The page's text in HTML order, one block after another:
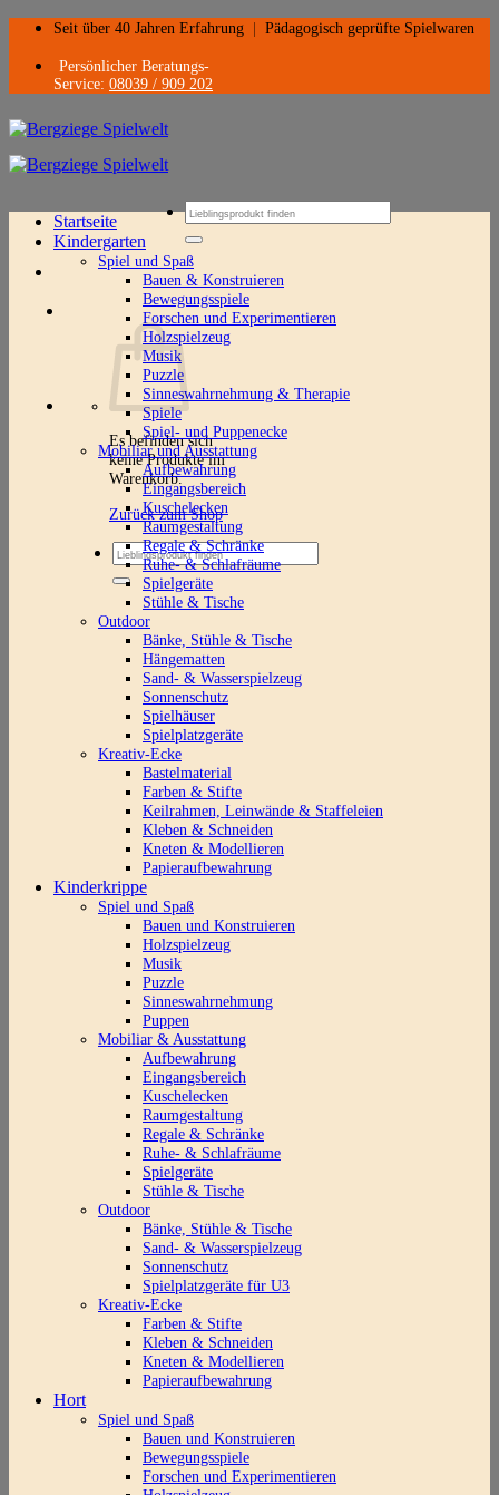
Zum
springen
Seit über 40 Jahren Erfahrung Pädagogisch geprüfte Spielwaren
Persönlicher Beratungs-
Service: 08039 / 909 202
Suchen
nach:
Es befinden sich
keine Produkte im
Warenkorb.
Zurück zum Shop
Suchen
nach:
Startseite
Kindergarten
Spiel und Spaß
Bauen & Konstruieren
Bewegungsspiele
Forschen und Experimentieren
Holzspielzeug
Musik
Puzzle
Sinneswahrnehmung & Therapie
Spiele
Spiel- und Puppenecke
Mobiliar und Ausstattung
Aufbewahrung
Eingangsbereich
Kuschelecken
Raumgestaltung
Regale & Schränke
Ruhe- & Schlafräume
Spielgeräte
Stühle & Tische
Outdoor
Bänke, Stühle & Tische
Hängematten
Sand- & Wasserspielzeug
Sonnenschutz
Spielhäuser
Spielplatzgeräte
Kreativ-Ecke
Bastelmaterial
Farben & Stifte
Keilrahmen, Leinwände & Staffeleien
Kleben & Schneiden
Kneten & Modellieren
Papieraufbewahrung
Kinderkrippe
Spiel und Spaß
Bauen und Konstruieren
Holzspielzeug
Musik
Puzzle
Sinneswahrnehmung
Puppen
Mobiliar & Ausstattung
Aufbewahrung
Eingangsbereich
Kuschelecken
Raumgestaltung
Regale & Schränke
Ruhe- & Schlafräume
Spielgeräte
Stühle & Tische
Outdoor
Bänke, Stühle & Tische
Sand- & Wasserspielzeug
Sonnenschutz
Spielplatzgeräte für U3
Kreativ-Ecke
Farben & Stifte
Kleben & Schneiden
Kneten & Modellieren
Papieraufbewahrung
Hort
Spiel und Spaß
Bauen und Konstruieren
Bewegungsspiele
Forschen und Experimentieren